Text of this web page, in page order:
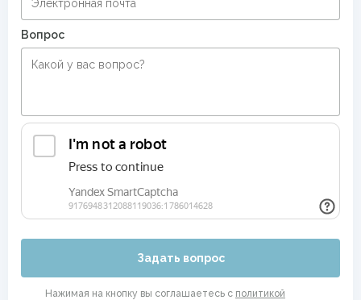
Вопрос
Задать вопрос
Нажимая на кнопку вы соглашаетесь с политикой